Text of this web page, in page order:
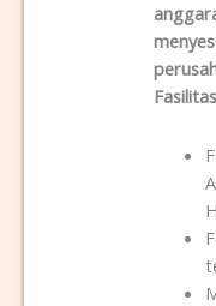
Fasilitas